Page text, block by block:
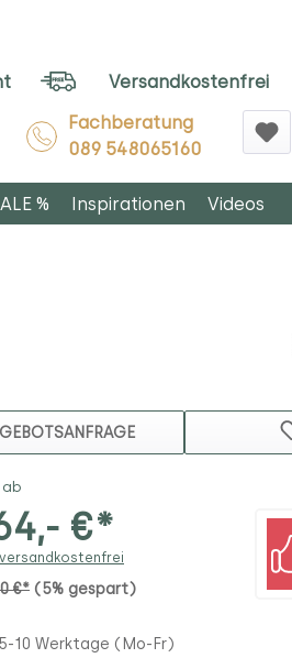
Versandkostenfrei
Fachberatung
089 548065160
% Inspirationen Videos
€*
€* (5% gespart)
10 Werktage (Mo-Fr)